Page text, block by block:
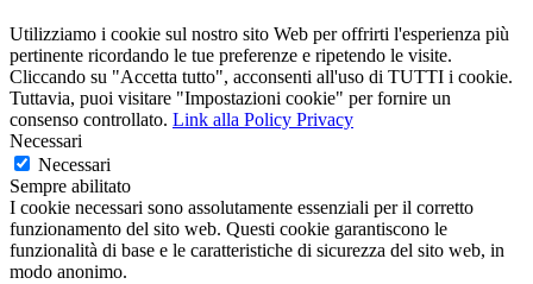
Utilizziamo i cookie sul nostro sito Web per offrirti l'esperienza più
pertinente ricordando le tue preferenze e ripetendo le visite.
Cliccando su "Accetta tutto", acconsenti all'uso di TUTTI i cookie.
Tuttavia, puoi visitare "Impostazioni cookie" per fornire un
consenso controllato. Link alla Policy Privacy
Necessari
Necessari
Sempre abilitato
I cookie necessari sono assolutamente essenziali per il corretto
funzionamento del sito web. Questi cookie garantiscono le
funzionalità di base e le caratteristiche di sicurezza del sito web, in
modo anonimo.